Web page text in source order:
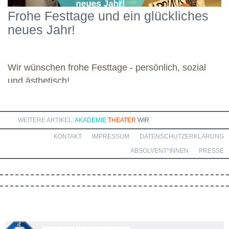
Schwerpunkten und legte damit einen starken Grundstein für die
kommenden Module. Günther wünscht allen weiteren
Dozierenden viel Freude bei ihren Modulen sowie eine ebenso
Frohe Festtage und ein glückliches
neues Jahr!
Wir wünschen frohe Festtage - persönlich, sozial
und ästhetisch!
WEITERE ARTIKEL: AKADEMIE THEATER WIR
DATENSCHUTZERKLÄRUNG
IMPRESSUM
KONTAKT
PRESSE
ABSOLVENT*INNEN